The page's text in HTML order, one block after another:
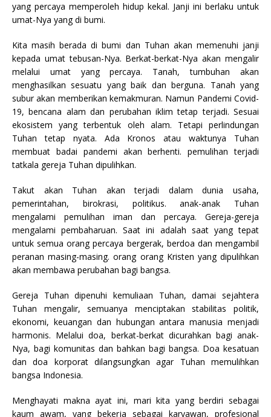
yang percaya memperoleh hidup kekal. Janji ini berlaku untuk
umat-Nya yang di bumi.
Kita masih berada di bumi dan Tuhan akan memenuhi janji
kepada umat tebusan-Nya. Berkat-berkat-Nya akan mengalir
melalui umat yang percaya. Tanah, tumbuhan akan
menghasilkan sesuatu yang baik dan berguna. Tanah yang
subur akan memberikan kemakmuran. Namun Pandemi Covid-
19, bencana alam dan perubahan iklim tetap terjadi. Sesuai
ekosistem yang terbentuk oleh alam. Tetapi perlindungan
Tuhan tetap nyata. Ada Kronos atau waktunya Tuhan
membuat badai pandemi akan berhenti. pemulihan terjadi
tatkala gereja Tuhan dipulihkan.
Takut akan Tuhan akan terjadi dalam dunia usaha,
pemerintahan, birokrasi, politikus. anak-anak Tuhan
mengalami pemulihan iman dan percaya. Gereja-gereja
mengalami pembaharuan. Saat ini adalah saat yang tepat
untuk semua orang percaya bergerak, berdoa dan mengambil
peranan masing-masing. orang orang Kristen yang dipulihkan
akan membawa perubahan bagi bangsa.
Gereja Tuhan dipenuhi kemuliaan Tuhan, damai sejahtera
Tuhan mengalir, semuanya menciptakan stabilitas politik,
ekonomi, keuangan dan hubungan antara manusia menjadi
harmonis. Melalui doa, berkat-berkat dicurahkan bagi anak-
Nya, bagi komunitas dan bahkan bagi bangsa. Doa kesatuan
dan doa korporat dilangsungkan agar Tuhan memulihkan
bangsa Indonesia.
Menghayati makna ayat ini, mari kita yang berdiri sebagai
kaum awam, yang bekerja sebagai karyawan, profesional